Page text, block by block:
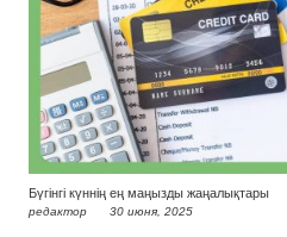
Бүгінгі күннің ең маңызды жаңалықтары
редактор 30 июня, 2025